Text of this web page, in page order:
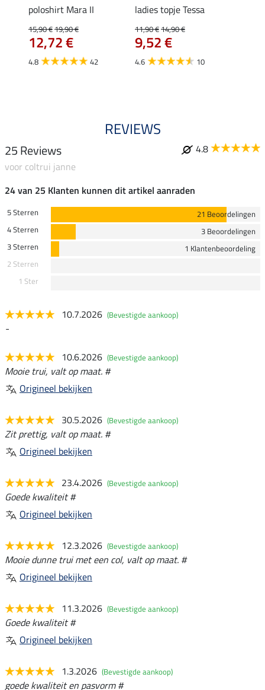
poloshirt Mara II
15,90 €19,90 €
12,72 €
4.8 42
ladies topje Tessa
11,90 €14,90 €
9,52 €
4.6 10
REVIEWS
25 Reviews
4.8
voor coltrui janne
24 van 25 Klanten kunnen dit artikel aanraden
5 Sterren
21 Beoordelingen
4 Sterren
3 Beoordelingen
3 Sterren
1 Klantenbeoordeling
2 Sterren
1 Ster
10.7.2026 (Bevestigde aankoop)
-
10.6.2026 (Bevestigde aankoop)
Mooie trui, valt op maat. #
Origineel bekijken
30.5.2026 (Bevestigde aankoop)
Zit prettig, valt op maat. #
Origineel bekijken
23.4.2026 (Bevestigde aankoop)
Goede kwaliteit #
Origineel bekijken
12.3.2026 (Bevestigde aankoop)
Mooie dunne trui met een col, valt op maat. #
Origineel bekijken
11.3.2026 (Bevestigde aankoop)
Goede kwaliteit #
Origineel bekijken
1.3.2026 (Bevestigde aankoop)
goede kwaliteit en pasvorm #